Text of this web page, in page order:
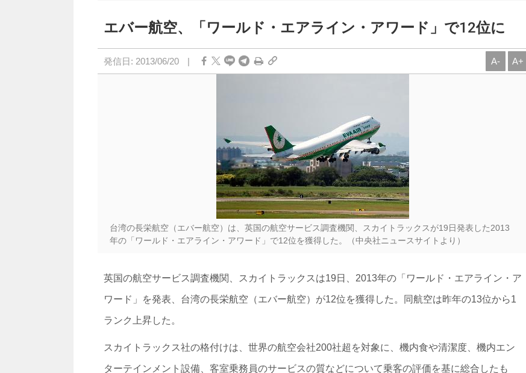
エバー航空、「ワールド・エアライン・アワード」で12位に
発信日: 2013/06/20 | A- A+
台湾の長栄航空（エバー航空）は、英国の航空サービス調査機関、スカイトラックスが19日発表した2013
年の「ワールド・エアライン・アワード」で12位を獲得した。（中央社ニュースサイトより）
英国の航空サービス調査機関、スカイトラックスは19日、2013年の「ワールド・エアライン・ア
ワード」を発表、台湾の長栄航空（エバー航空）が12位を獲得した。同航空は昨年の13位から1
ランク上昇した。
スカイトラックス社の格付けは、世界の航空会社200社超を対象に、機内食や清潔度、機内エン
ターテインメント設備、客室乗務員のサービスの質などについて乗客の評価を基に総合したも